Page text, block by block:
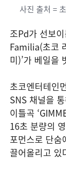
사진 출처 =
조Pd가 선보
Familia(초코
미)’가 베일을
초코엔터테인
SNS 채널을
이틀곡
16초 분량의
포먼스로 단숨
끌어올리고 있